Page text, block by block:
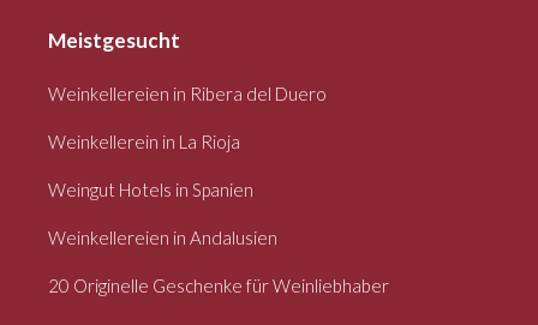
Meistgesucht
Weinkellereien in Ribera del Duero
Weinkellerein in La Rioja
Weingut Hotels in Spanien
Weinkellereien in Andalusien
20 Originelle Geschenke für Weinliebhaber